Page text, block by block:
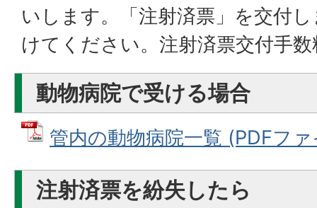
いします。「注射済票」を交付
けてください。注射済票交付手
動物病院で受ける場合
管内の動物病院一覧 (PDFフ
注射済票を紛失したら